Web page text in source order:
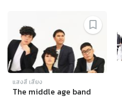
แสงสี เสียง
The middle age band